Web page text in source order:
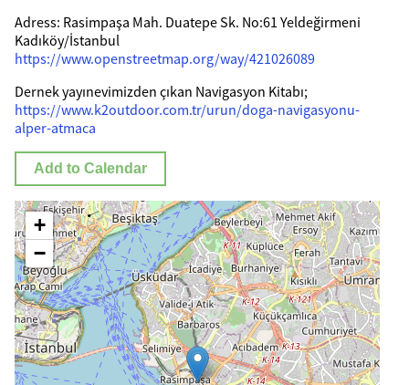
Adress: Rasimpaşa Mah. Duatepe Sk. No:61 Yeldeğirmeni
Kadıköy/İstanbul
https://www.openstreetmap.org/way/421026089
Dernek yayınevimizden çıkan Navigasyon Kitabı;
https://www.k2outdoor.com.tr/urun/doga-navigasyonu-
alper-atmaca
Add to Calendar
+
−